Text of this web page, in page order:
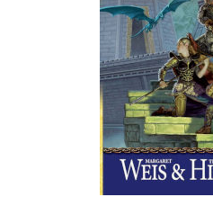
Giochi di Carte Collezionabili
Giocattoli e Gadget